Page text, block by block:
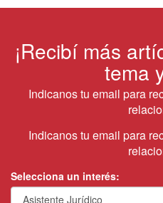
¡Recibí más
tema
Indicanos tu email para
Indicanos tu email para
Selecciona un interés: